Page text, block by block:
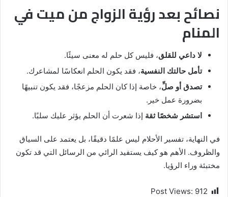
نصائح بعد رؤية الزواج من ميت في
المنام
لا داعي للقلق، فليس كل حلم له معنى سيئًا.
تأمل حالتك النفسية، فقد يكون الحلم انعكاسًا لمشاعرك.
تصدق أو صلِّ، خاصة إذا كان الحلم مزعجًا، فقد يكون تنبيهًا
بضرورة عمل خير.
استشر شخصًا ثقة إذا شعرت أن الحلم يؤثر عليك سلبًا.
في النهاية، تفسير الأحلام ليس علمًا دقيقًا، بل يعتمد على السياق
والظروف. الأهم هو كيف يستفيد الرائي من الرسائل التي قد تكون
مختبئة وراء الرؤيا.
Post Views: 912